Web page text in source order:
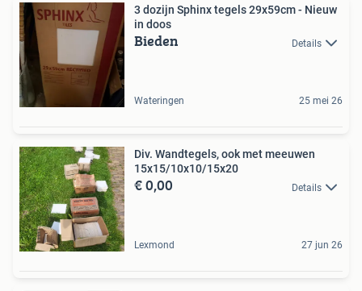
3 dozijn Sphinx tegels 29x59cm - Nieuw
in doos
Bieden Details
Wateringen 25 mei 26
Div. Wandtegels, ook met meeuwen
15x15/10x10/15x20
€ 0,00 Details
Lexmond 27 jun 26